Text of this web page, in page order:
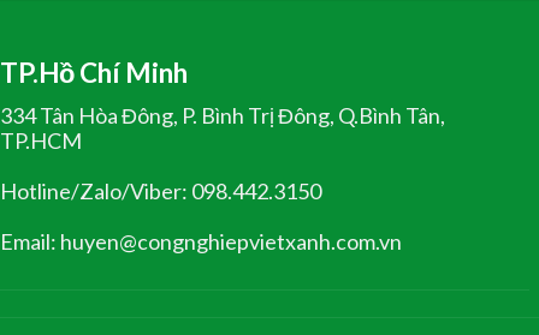
TP.Hồ Chí Minh
334 Tân Hòa Đông, P. Bình Trị Đông, Q.Bình Tân,
TP.HCM
Hotline/Zalo/Viber: 098.442.3150
Email: huyen@congnghiepvietxanh.com.vn